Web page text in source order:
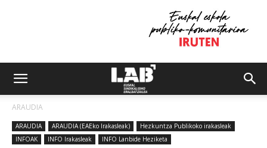
ARAUDIA
ARAUDIA ARAUDIA (EAEko Irakasleak)
Hezkuntza Publikoko irakasleak
INFOAK
INFO Irakasleak INFO Lanbide Heziketa